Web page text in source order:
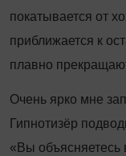
покатывается от
приближается к
плавно
Очень ярко мне
Гипнотизёр
«Вы объясняетесь